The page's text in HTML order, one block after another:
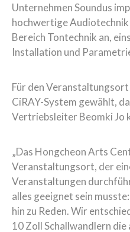
Unternehmen Soundus
hochwertige
Bereich Tontechnik an,
Installation und
Für den
CiRAY-System gewählt,
Vertriebsleiter Beomki Jo
„Das Hongcheon Arts
Veranstaltungsort, der
Veranstaltungen
alles geeignet sein
hin zu Reden. Wir
10 Zoll Schallwandlern